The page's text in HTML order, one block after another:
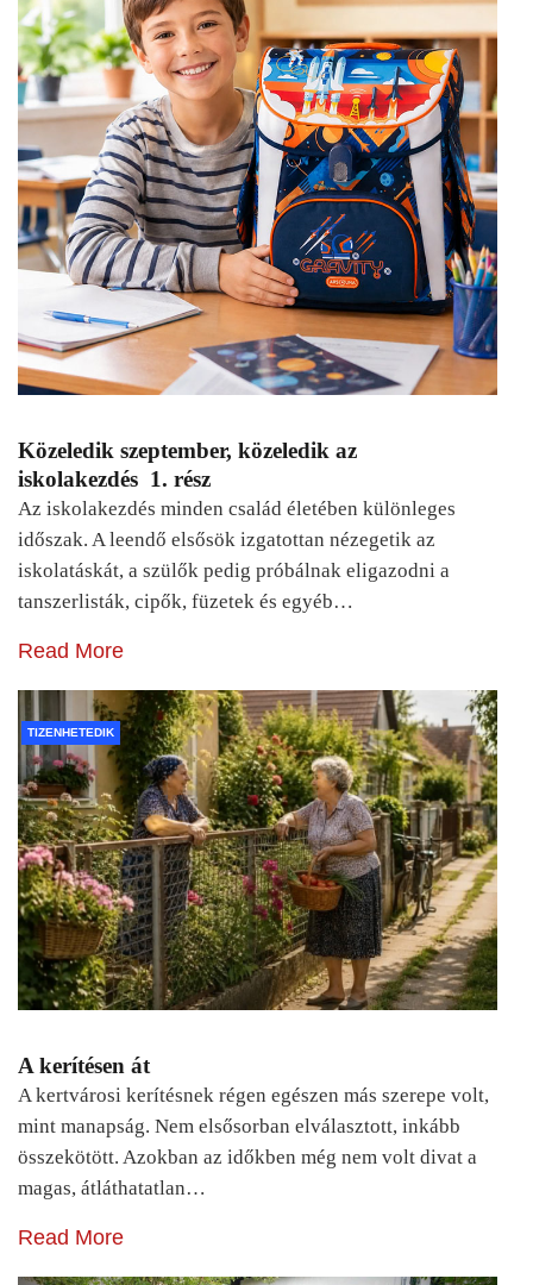
Közeledik szeptember, közeledik az
iskolakezdés 1. rész
Az iskolakezdés minden család életében különleges
időszak. A leendő elsősök izgatottan nézegetik az
iskolatáskát, a szülők pedig próbálnak eligazodni a
tanszerlisták, cipők, füzetek és egyéb…
Read More
TIZENHETEDIK
A kerítésen át
A kertvárosi kerítésnek régen egészen más szerepe volt,
mint manapság. Nem elsősorban elválasztott, inkább
összekötött. Azokban az időkben még nem volt divat a
magas, átláthatatlan…
Read More